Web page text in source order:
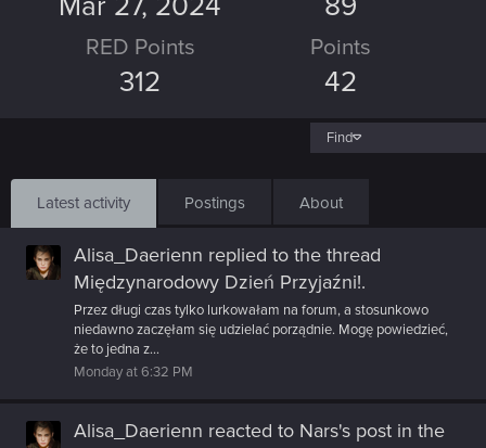
RED Points
312
Points
42
Find
Latest activity Postings About
Alisa_Daerienn replied to the thread
Międzynarodowy Dzień Przyjaźni!.
Przez długi czas tylko lurkowałam na forum, a stosunkowo
niedawno zaczęłam się udzielać porządnie. Mogę powiedzieć,
że to jedna z...
Monday at 6:32 PM
Alisa_Daerienn reacted to Nars's post in the